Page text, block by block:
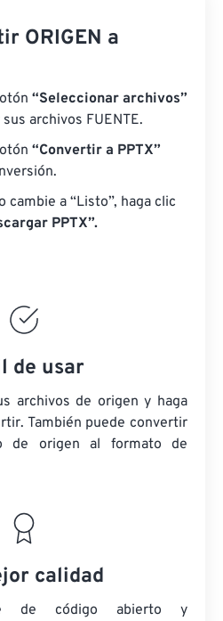
ORIGEN a
“Seleccionar archivos”
archivos FUENTE.
“Convertir a PPTX”
cambie a “Listo”, haga clic
PPTX”.
de usar
archivos de origen y haga
También puede convertir
de origen al formato de
calidad
de código abierto y